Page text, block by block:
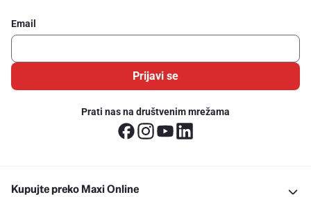
Email
Prijavi se
Prati nas na društvenim mrežama
Kupujte preko Maxi Online